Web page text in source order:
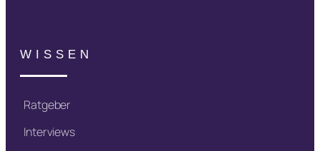
WISSEN
Ratgeber
Interviews